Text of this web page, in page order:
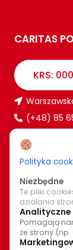
CARITAS
KRS:
(+48) 85
WIĘCEJ O
Bądź z nami
Polityka
Niezbędne
Te pliki
działania
Analityczne
Pomagają
ze strony